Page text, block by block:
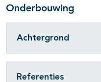
Onderbouwing
Achtergrond
Referenties